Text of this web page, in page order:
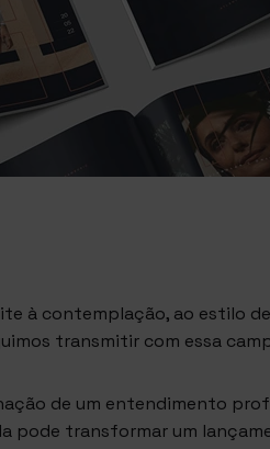
à contemplação, ao estilo
transmitir com essa
de um entendimento
pode transformar um